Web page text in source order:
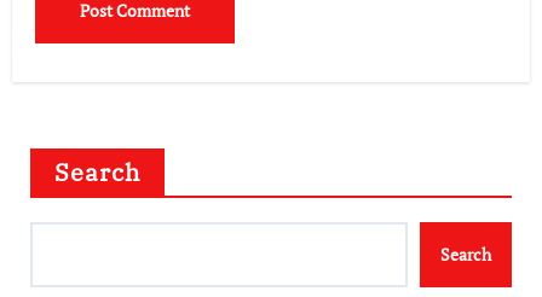
Search
Search